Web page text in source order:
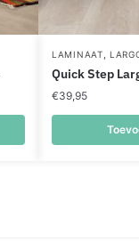
LAMINAAT
Quick Step
€39,95